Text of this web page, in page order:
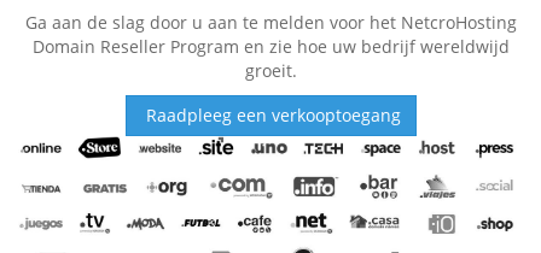
Ga aan de slag door u aan te melden voor het NetcroHosting
Domain Reseller Program en zie hoe uw bedrijf wereldwijd
groeit.
Raadpleeg een verkooptoegang